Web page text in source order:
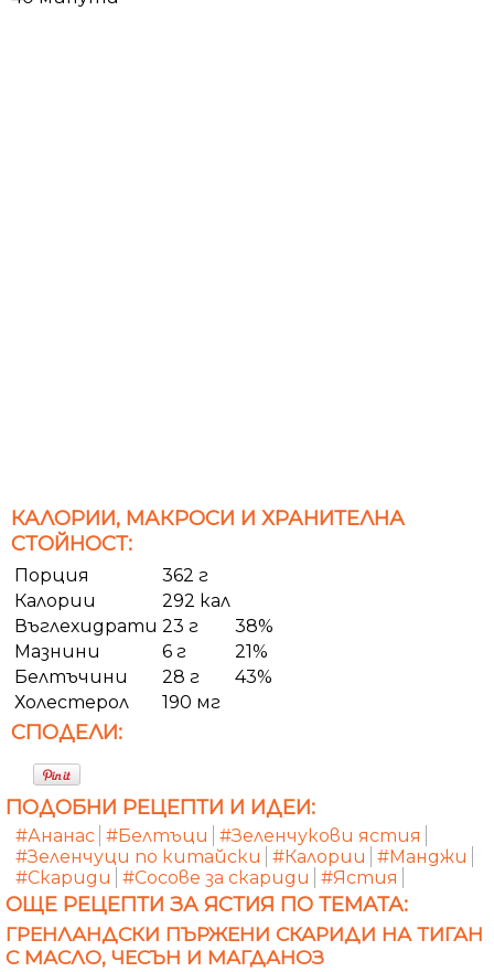
КАЛОРИИ, МАКРОСИ И ХРАНИТЕЛНА
СТОЙНОСТ:
Порция
362 г
Калории
292 кал
Въглехидрати 23 г
38%
Мазнини
6 г
21%
Белтъчини
28 г
43%
Холестерол
190 мг
СПОДЕЛИ:
ПОДОБНИ РЕЦЕПТИ И ИДЕИ:
#Ананас #Белтъци
#Зеленчукови ястия
#Зеленчуци по китайски
#Калории
#Манджи
#Скариди
#Сосове за скариди #Ястия
ОЩЕ РЕЦЕПТИ ЗА ЯСТИЯ ПО ТЕМАТА:
ГРЕНЛАНДСКИ ПЪРЖЕНИ СКАРИДИ НА ТИГАН
С МАСЛО, ЧЕСЪН И МАГДАНОЗ